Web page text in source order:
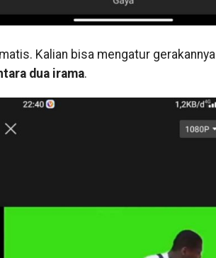
Kalian bisa mengatur gerakannya
dua irama.